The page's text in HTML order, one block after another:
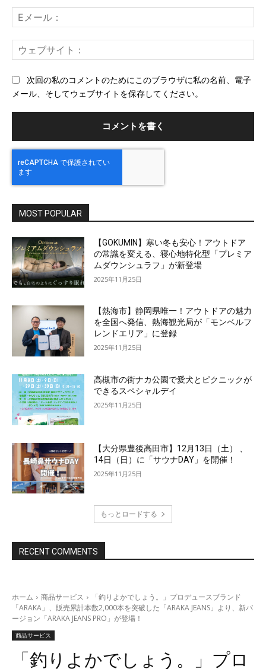
ト：
メ
ー
ェ
次回の私のコメントのためにこのブラウザに私の名前、電子
メール、そしてウェブサイトを保存してください。
MOST POPULAR
【GOKUMIN】寒い冬も安心！アウトドア
の常識を変える、寝心地特化型「プレミア
ムダウンシュラフ」が新登場
2025年11月25日
【熱海市】静岡県唯一！アウトドアの魅力
を全国へ発信、熱海観光局が「モンベルフ
レンドエリア」に登録
2025年11月25日
高槻市の街ナカ公園で愛犬とピクニックが
できるスペシャルデイ
2025年11月25日
【大分県豊後高田市】12月13日（土） 、
14日（日）に「サウナDAY」を開催！
2025年11月25日
もっとロードする
RECENT COMMENTS